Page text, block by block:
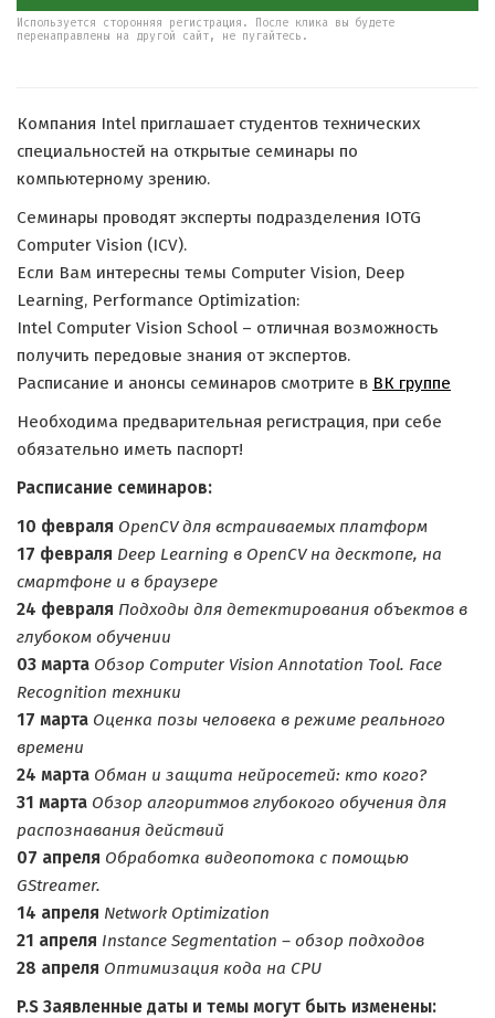
Используется сторонняя регистрация. После клика вы будете
перенаправлены на другой сайт, не пугайтесь.
Компания Intel приглашает студентов технических
специальностей на открытые семинары по
компьютерному зрению.
Семинары проводят эксперты подразделения IOTG
Computer Vision (ICV).
Если Вам интересны темы Computer Vision, Deep
Learning, Performance Optimization:
Intel Computer Vision School – отличная возможность
получить передовые знания от экспертов.
Расписание и анонсы семинаров смотрите в ВК группе
Необходима предварительная регистрация, при себе
обязательно иметь паспорт!
Расписание семинаров:
10 февраля OpenCV для встраиваемых платформ
17 февраля Deep Learning в OpenCV на десктопе, на
смартфоне и в браузере
24 февраля Подходы для детектирования объектов в
глубоком обучении
03 марта Обзор Computer Vision Annotation Tool. Face
Recognition техники
17 марта Оценка позы человека в режиме реального
времени
24 марта Обман и защита нейросетей: кто кого?
31 марта Обзор алгоритмов глубокого обучения для
распознавания действий
07 апреля Обработка видеопотока с помощью
GStreamer.
14 апреля Network Optimization
21 апреля Instance Segmentation – обзор подходов
28 апреля Оптимизация кода на CPU
P.S Заявленные даты и темы могут быть изменены: